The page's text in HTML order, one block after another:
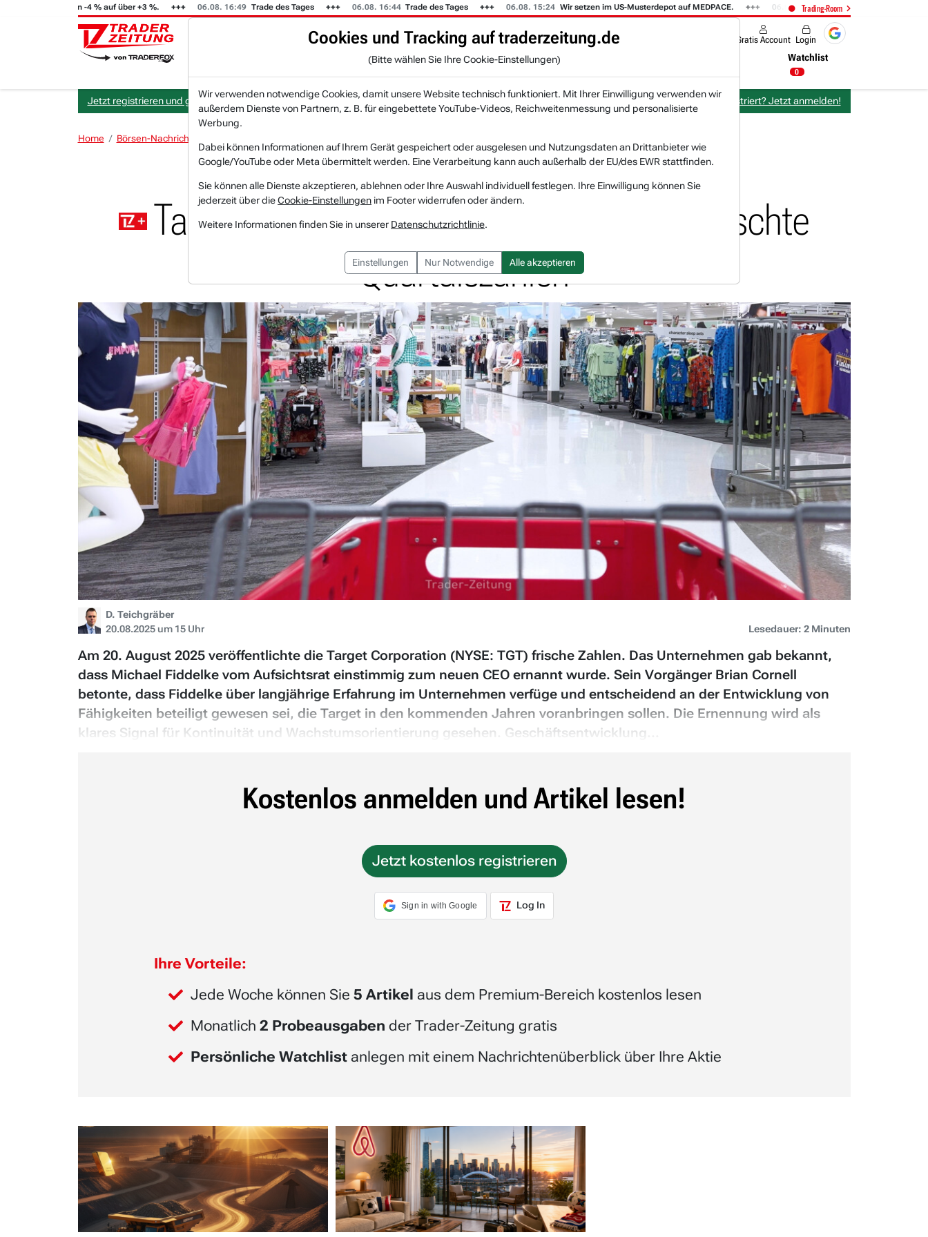
Trading-Room
(i) steigt von -4 % auf über +3 %. 06.08. 16:49 Trade des Tages 06.08. 16:44 Trade des Tages 06.08. 15:24 Wir setzen im US-Musterdepot auf MEDPACE. 06.08. 14:58 AMAZON (i) hat zwei Tage
Gratis Account Login
KI-Agenten NEU Zeitung Rankings & Trends Watchlist
0
Jetzt registrieren und gratis Artikel lesen. Bereits bei TraderFox registriert? Jetzt anmelden!
Home Börsen-Nachrichten
Target
Target im Umbruch: Neuer CEO und gemischte
Quartalszahlen
D. Teichgräber
20.08.2025 um 15 Uhr
Lesedauer: 2 Minuten
Am 20. August 2025 veröffentlichte die Target Corporation (NYSE: TGT) frische Zahlen. Das Unternehmen gab bekannt,
dass Michael Fiddelke vom Aufsichtsrat einstimmig zum neuen CEO ernannt wurde. Sein Vorgänger Brian Cornell
betonte, dass Fiddelke über langjährige Erfahrung im Unternehmen verfüge und entscheidend an der Entwicklung von
Fähigkeiten beteiligt gewesen sei, die Target in den kommenden Jahren voranbringen sollen. Die Ernennung wird als
klares Signal für Kontinuität und Wachstumsorientierung gesehen. Geschäftsentwicklung...
Kostenlos anmelden und Artikel lesen!
Jetzt kostenlos registrieren
Sign in with Google Log In
Ihre Vorteile:
Jede Woche können Sie 5 Artikel aus dem Premium-Bereich kostenlos lesen
Monatlich 2 Probeausgaben der Trader-Zeitung gratis
Persönliche Watchlistanlegen mit einem Nachrichtenüberblick über Ihre Aktie
Cookies und Tracking auf traderzeitung.de
(Bitte wählen Sie Ihre Cookie-Einstellungen)
Wir verwenden notwendige Cookies, damit unsere Website technisch funktioniert. Mit Ihrer Einwilligung verwenden wir
außerdem Dienste von Partnern, z. B. für eingebettete YouTube-Videos, Reichweitenmessung und personalisierte
Werbung.
Dabei können Informationen auf Ihrem Gerät gespeichert oder ausgelesen und Nutzungsdaten an Drittanbieter wie
Google/YouTube oder Meta übermittelt werden. Eine Verarbeitung kann auch außerhalb der EU/des EWR stattfinden.
Sie können alle Dienste akzeptieren, ablehnen oder Ihre Auswahl individuell festlegen. Ihre Einwilligung können Sie
jederzeit über dieCookie-Einstellungen im Footer widerrufen oder ändern.
Weitere Informationen finden Sie in unserer Datenschutzrichtlinie.
Einstellungen Nur Notwendige Alle akzeptieren